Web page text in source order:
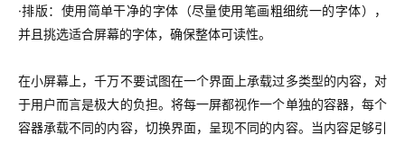
·排版：使用简单干净的字体（尽量使用笔画粗细统一的字体），
并且挑选适合屏幕的字体，确保整体可读性。
在小屏幕上，千万不要试图在一个界面上承载过多类型的内容，对
于用户而言是极大的负担。将每一屏都视作一个单独的容器，每个
容器承载不同的内容，切换界面，呈现不同的内容。当内容足够引